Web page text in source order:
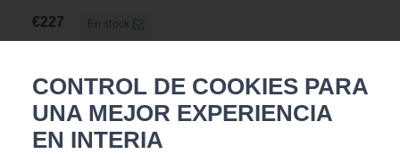
€227
En stock
CONTROL DE COOKIES PARA
UNA MEJOR EXPERIENCIA
EN INTERIA